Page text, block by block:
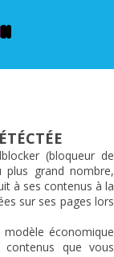
(bloqueur de
plus grand nombre,
à ses contenus à la
sur ses pages lors
économique
que vous